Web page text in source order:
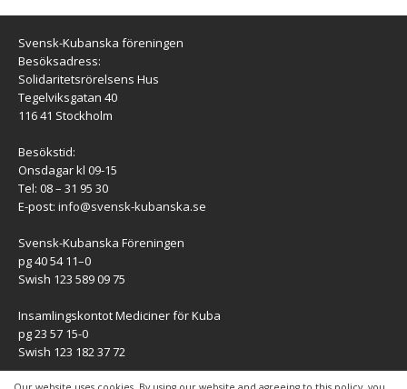
Svensk-Kubanska föreningen
Besöksadress:
Solidaritetsrörelsens Hus
Tegelviksgatan 40
116 41 Stockholm
Besökstid:
Onsdagar kl 09-15
Tel: 08 – 31 95 30
E-post: info@svensk-kubanska.se
Svensk-Kubanska Föreningen
pg 40 54 11–0
Swish 123 589 09 75
Insamlingskontot Mediciner för Kuba
pg 23 57 15-0
Swish 123 182 37 72